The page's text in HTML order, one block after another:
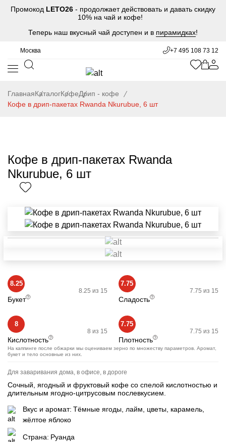
Промокод LETO26 - продолжает действовать и давать скидку
10% на чай и кофе!
Теперь наш вкусный чай доступен и в пирамидках!
+7 495 108 73 12
Москва
ГлавнаяКаталогКофеДрип - кофе
Кофе в дрип-пакетах Rwanda Nkurubue, 6 шт
Кофе в дрип-пакетах Rwanda
Nkurubue, 6 шт
8.25
8.25 из 15
Букет
7.75
7.75 из 15
Сладость
8
8 из 15
Кислотность
7.75
7.75 из 15
Плотность
На каппинге после обжарки мы оцениваем зерно по множеству параметров. Аромат,
букет и тело основные из них.
Для заваривания дома, в офисе, в дороге
Сочный, ягодный и фруктовый кофе со спелой кислотностью и
длительным ягодно-цитрусовым послевкусием.
Вкус и аромат: Тёмные ягоды, лайм, цветы, карамель,
жёлтое яблоко
Страна: Руанда